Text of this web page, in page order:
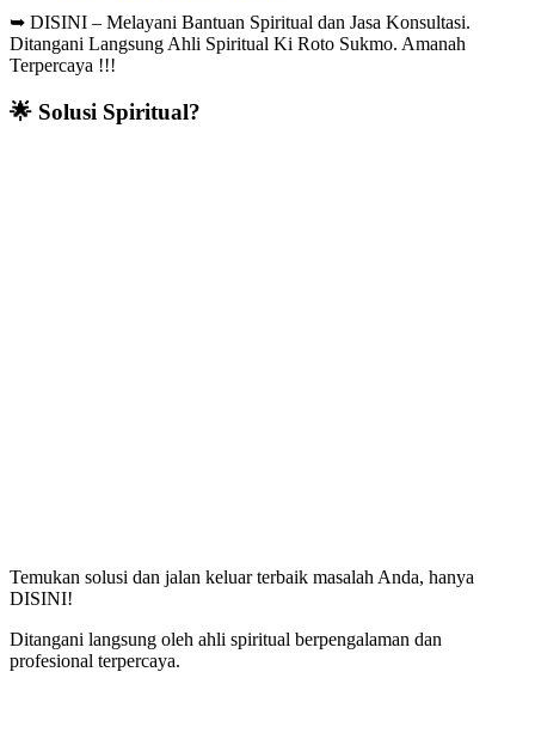
➥ DISINI – Melayani Bantuan Spiritual dan Jasa Konsultasi.
Ditangani Langsung Ahli Spiritual Ki Roto Sukmo. Amanah
Terpercaya !!!
🌟 Solusi Spiritual?
Temukan solusi dan jalan keluar terbaik masalah Anda, hanya
DISINI!
Ditangani langsung oleh ahli spiritual berpengalaman dan
profesional terpercaya.